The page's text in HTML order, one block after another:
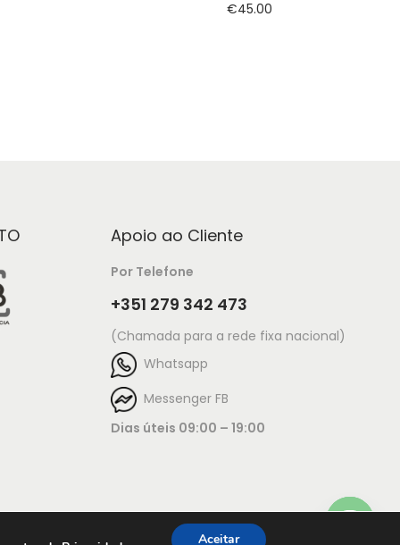
€45.00
Apoio ao Cliente
Por Telefone
+351 279 342 473
(Chamada para a rede fixa nacional)
Whatsapp
Messenger FB
Dias úteis 09:00 – 19:00
Aceitar